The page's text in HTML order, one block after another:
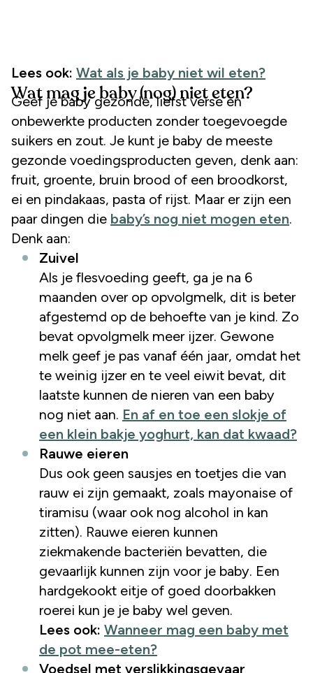
Lees ook: Wat als je baby niet wil eten?
Wat mag je baby (nog) niet eten?
Geef je baby gezonde, liefst verse en
onbewerkte producten zonder toegevoegde
suikers en zout. Je kunt je baby de meeste
gezonde voedingsproducten geven, denk aan:
fruit, groente, bruin brood of een broodkorst,
ei en pindakaas, pasta of rijst. Maar er zijn een
paar dingen die baby’s nog niet mogen eten.
Denk aan:
Zuivel
Als je flesvoeding geeft, ga je na 6
maanden over op opvolgmelk, dit is beter
afgestemd op de behoefte van je kind. Zo
bevat opvolgmelk meer ijzer. Gewone
melk geef je pas vanaf één jaar, omdat het
te weinig ijzer en te veel eiwit bevat, dit
laatste kunnen de nieren van een baby
nog niet aan. En af en toe een slokje of
een klein bakje yoghurt, kan dat kwaad?
Rauwe eieren
Dus ook geen sausjes en toetjes die van
rauw ei zijn gemaakt, zoals mayonaise of
tiramisu (waar ook nog alcohol in kan
zitten). Rauwe eieren kunnen
ziekmakende bacteriën bevatten, die
gevaarlijk kunnen zijn voor je baby. Een
hardgekookt eitje of goed doorbakken
roerei kun je je baby wel geven.
Lees ook: Wanneer mag een baby met
de pot mee-eten?
Voedsel met verslikkingsgevaar